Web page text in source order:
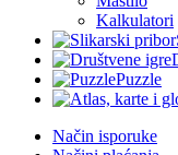
Kalkulatori
Puzzle
Način isporuke